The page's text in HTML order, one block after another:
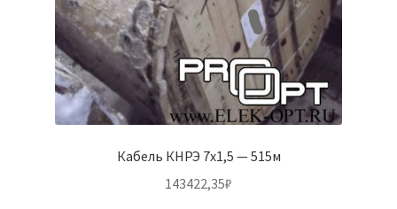
Кабель КНРЭ 7х1,5 — 515м
143422,35₽